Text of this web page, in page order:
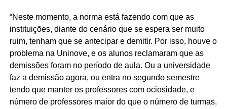
“Neste momento, a norma está fazendo com que as
instituições, diante do cenário que se espera ser muito
ruim, tenham que se antecipar e demitir. Por isso, houve o
problema na Uninove, e os alunos reclamaram que as
demissões foram no período de aula. Ou a universidade
faz a demissão agora, ou entra no segundo semestre
tendo que manter os professores com ociosidade, e
número de professores maior do que o número de turmas,